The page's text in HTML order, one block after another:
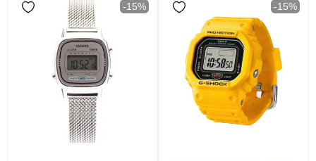
Vỏ màu xanh
Vỏ màu đỏ
Vỏ màu tím
Vỏ màu ghi
Vỏ màu cam
Vỏ màu nâu
Vỏ màu xám
Vỏ phối màu
Vỏ đen bóng
Vỏ màu vàng
Vỏ vàng hồng
Vỏ màu trắng
Vỏ màu đen
-15% -15%